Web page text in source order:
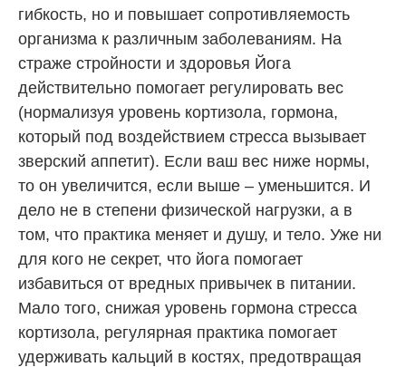
гибкость, но и повышает сопротивляемость
организма к различным заболеваниям. На
страже стройности и здоровья Йога
действительно помогает регулировать вес
(нормализуя уровень кортизола, гормона,
который под воздействием стресса вызывает
зверский аппетит). Если ваш вес ниже нормы,
то он увеличится, если выше – уменьшится. И
дело не в степени физической нагрузки, а в
том, что практика меняет и душу, и тело. Уже ни
для кого не секрет, что йога помогает
избавиться от вредных привычек в питании.
Мало того, снижая уровень гормона стресса
кортизола, регулярная практика помогает
удерживать кальций в костях, предотвращая